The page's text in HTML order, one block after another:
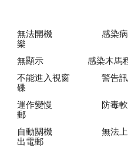
無法開機 感染
樂
無顯示
感染木馬
不能進入視窗
警告
碟
運作變慢
防毒
郵
自動關機
無法
出電郵